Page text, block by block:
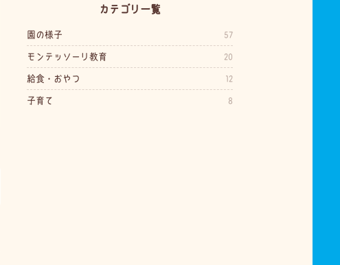
カテゴリ一覧
園の様子 57
モンテッソーリ教育 20
給食・おやつ 12
子育て 8